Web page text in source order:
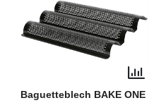
Baguetteblech BAKE ONE